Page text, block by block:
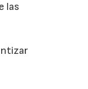
las